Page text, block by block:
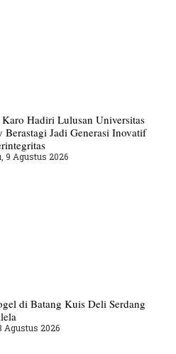
Hadiri Lulusan Universitas
Berastagi Jadi Generasi Inovatif
9 Agustus 2026
di Batang Kuis Deli Serdang
Agustus 2026